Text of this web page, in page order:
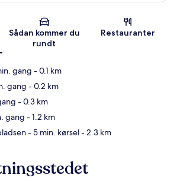
Kort
Sådan kommer du
rundt
Restauranter
gang - 0.1 km
gang - 0.2 km
- 0.3 km
gang - 1.2 km
- 5 min. kørsel- 2.3 km